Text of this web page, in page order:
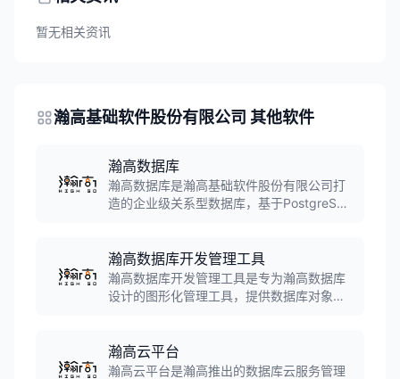
暂无相关资讯
瀚高基础软件股份有限公司 其他软件
瀚高数据库
瀚高数据库是瀚高基础软件股份有限公司打
造的企业级关系型数据库，基于PostgreSQL
在安全合规与事务稳定性方面表现优异，广
泛应用于政务、金融、能源等行业。
瀚高数据库开发管理工具
瀚高数据库开发管理工具是专为瀚高数据库
设计的图形化管理工具，提供数据库对象管
据库管理和开发的复杂度。
瀚高云平台
瀚高云平台是瀚高推出的数据库云服务管理